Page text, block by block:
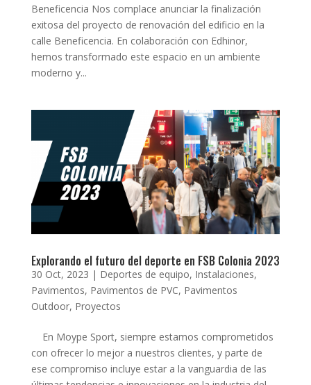
Beneficencia Nos complace anunciar la finalización
exitosa del proyecto de renovación del edificio en la
calle Beneficencia. En colaboración con Edhinor,
hemos transformado este espacio en un ambiente
moderno y...
Explorando el futuro del deporte en FSB Colonia 2023
30 Oct, 2023 | Deportes de equipo, Instalaciones,
Pavimentos, Pavimentos de PVC, Pavimentos
Outdoor, Proyectos
En Moype Sport, siempre estamos comprometidos
con ofrecer lo mejor a nuestros clientes, y parte de
ese compromiso incluye estar a la vanguardia de las